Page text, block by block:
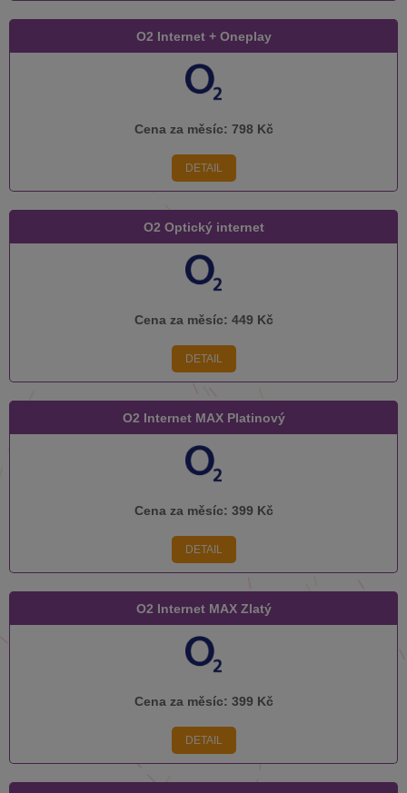
O2 Internet + Oneplay
Cena za měsíc: 798 Kč
DETAIL
O2 Optický internet
Cena za měsíc: 449 Kč
DETAIL
O2 Internet MAX Platinový
Cena za měsíc: 399 Kč
DETAIL
O2 Internet MAX Zlatý
Cena za měsíc: 399 Kč
DETAIL